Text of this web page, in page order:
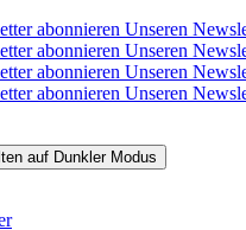
abonnieren Unseren
abonnieren Unseren
abonnieren Unseren
abonnieren Unseren
auf DunklerModus